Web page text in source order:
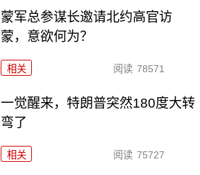
​蒙军总参谋长邀请北约高官访
蒙，意欲何为？
相关 阅读 78571
一觉醒来，特朗普突然180度大转
弯了
相关 阅读 75727